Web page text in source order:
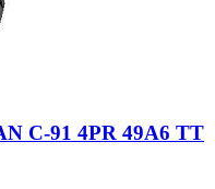
С-91 4PR 49A6 ТТ